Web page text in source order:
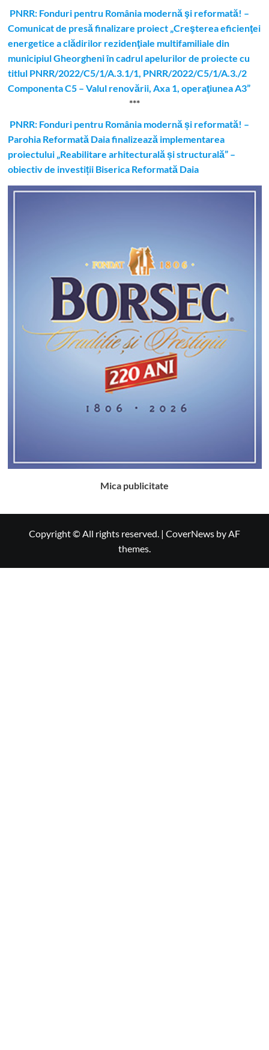
PNRR: Fonduri pentru România modernă şi reformată! –
Comunicat de presă finalizare proiect „Creşterea eficienţei
energetice a clădirilor rezidenţiale multifamiliale din
municipiul Gheorgheni în cadrul apelurilor de proiecte cu
titlul PNRR/2022/C5/1/A.3.1/1, PNRR/2022/C5/1/A.3./2
Componenta C5 – Valul renovării, Axa 1, operaţiunea A3”
***
PNRR: Fonduri pentru România modernă și reformată! –
Parohia Reformată Daia finalizează implementarea
proiectului „Reabilitare arhitecturală și structurală” –
obiectiv de investiții Biserica Reformată Daia
Mica publicitate
Copyright © All rights reserved. | CoverNews by AF
themes.